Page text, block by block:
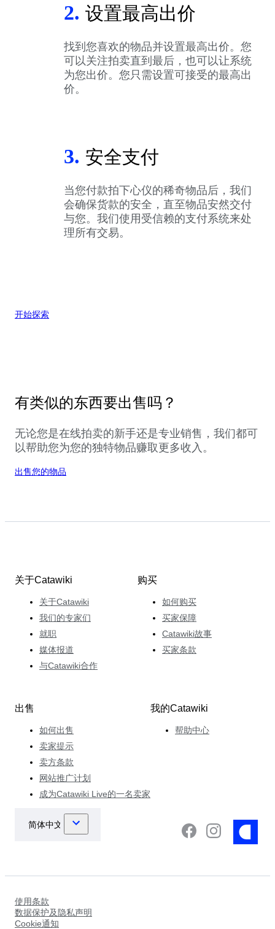
2. 设置最高出价
找到您喜欢的物品并设置最高出价。您
可以关注拍卖直到最后，也可以让系统
为您出价。您只需设置可接受的最高出
价。
3. 安全支付
当您付款拍下心仪的稀奇物品后，我们
会确保货款的安全，直至物品安然交付
与您。我们使用受信赖的支付系统来处
理所有交易。
开始探索
有类似的东西要出售吗？
无论您是在线拍卖的新手还是专业销售，我们都可
以帮助您为您的独特物品赚取更多收入。
出售您的物品
关于Catawiki
关于Catawiki
我们的专家们
就职
媒体报道
与Catawiki合作
购买
如何购买
买家保障
Catawiki故事
买家条款
出售
如何出售
卖家提示
卖方条款
网站推广计划
成为Catawiki Live的一名卖家
我的Catawiki
帮助中心
使用条款
数据保护及隐私声明
Cookie通知